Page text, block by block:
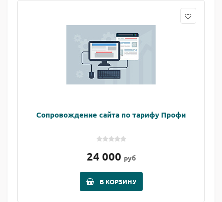
Сопровождение сайта по тарифу Профи
24 000 руб
В КОРЗИНУ